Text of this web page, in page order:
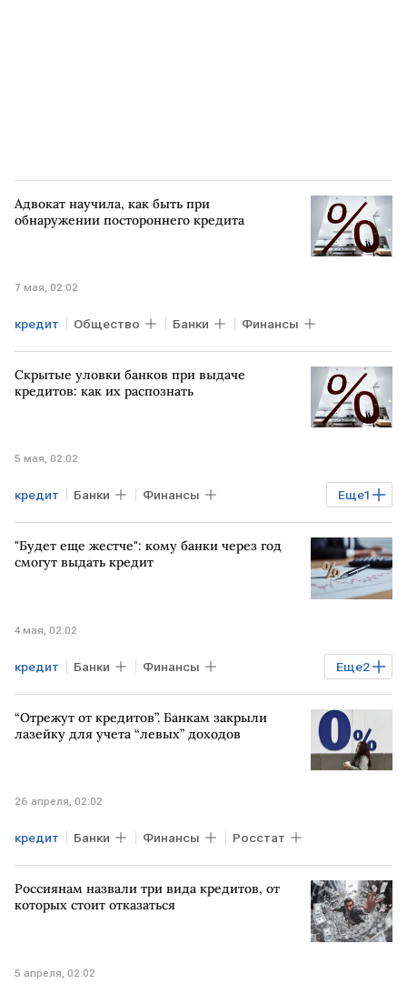
Адвокат научила, как быть при
обнаружении постороннего кредита
7 мая, 02:02
кредит Общество Банки Финансы
Скрытые уловки банков при выдаче
кредитов: как их распознать
5 мая, 02:02
Еще1
кредит Банки Финансы
Роспотребнадзор
"Будет еще жестче": кому банки через год
смогут выдать кредит
4 мая, 02:02
Еще2
кредит Банки Финансы
Социальный фонд ФНС России
“Отрежут от кредитов”. Банкам закрыли
лазейку для учета “левых” доходов
26 апреля, 02:02
кредит Банки Финансы Росстат
Россиянам назвали три вида кредитов, от
которых стоит отказаться
5 апреля, 02:02